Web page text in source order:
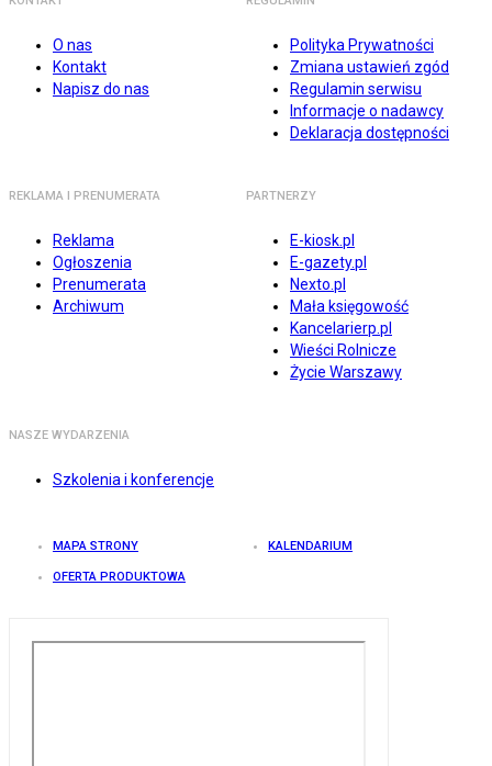
O nas
Kontakt
Napisz do nas
Polityka Prywatności
Zmiana ustawień zgód
Regulamin serwisu
Informacje o nadawcy
Deklaracja dostępności
REKLAMA I PRENUMERATA
Reklama
Ogłoszenia
Prenumerata
Archiwum
PARTNERZY
E-kiosk.pl
E-gazety.pl
Nexto.pl
Mała księgowość
Kancelarierp.pl
Wieści Rolnicze
Życie Warszawy
NASZE WYDARZENIA
Szkolenia i konferencje
MAPA STRONY KALENDARIUM
OFERTA PRODUKTOWA